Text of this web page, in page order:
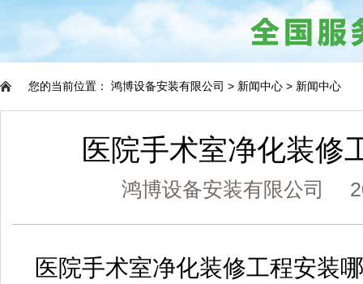
您的当前位置： 鸿博设备安装有限公司 > 新闻中心 > 新闻中心
医院手术室净化装修
鸿博设备安装有限公司
医院手术室净化装修工程安装